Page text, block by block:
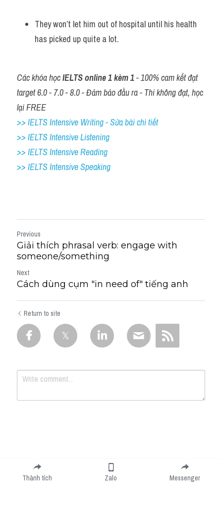
They won’t let him out of hospital until his health
has picked up quite a lot.
Các khóa học IELTS online 1 kèm 1 - 100% cam kết đạt
target 6.0 - 7.0 - 8.0 - Đảm bảo đầu ra - Thi không đạt, học
lại FREE
>> IELTS Intensive Writing - Sửa bài chi tiết
>> IELTS Intensive Listening
>> IELTS Intensive Reading
>> IELTS Intensive Speaking
Previous
Giải thích phrasal verb: engage with
someone/something
Next
Cách dùng cụm "in need of" tiếng anh
Return to site
Submit
Thành tích Zalo Messenger